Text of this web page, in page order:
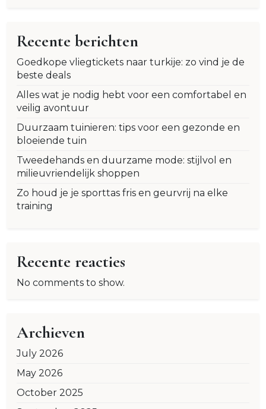
Recente berichten
Goedkope vliegtickets naar turkije: zo vind je de
beste deals
Alles wat je nodig hebt voor een comfortabel en
veilig avontuur
Duurzaam tuinieren: tips voor een gezonde en
bloeiende tuin
Tweedehands en duurzame mode: stijlvol en
milieuvriendelijk shoppen
Zo houd je je sporttas fris en geurvrij na elke
training
Recente reacties
No comments to show.
Archieven
July 2026
May 2026
October 2025